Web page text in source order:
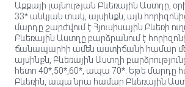
Աքքայի լայնության Բևեռային Աստղը,
33* անկյան տակ, այսինքն, այն
մարդը շարժվում է Հյուսիսային Բևեռի
Բևեռային Աստղը բարձրանում է
ճանապարհի ամեն աստիճանի համար
այսինքն, Բևեռային Աստղի
հետո 40*,50*,60*, ապա 70*: Եթե մարդը
Բևեռին, ապա նրա համար Բևեռային